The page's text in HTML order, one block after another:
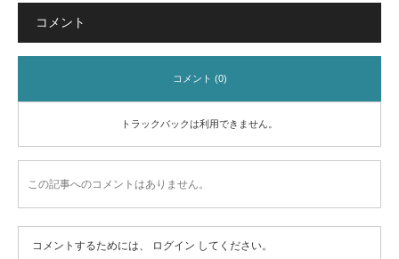
コメント
コメント (0)
トラックバックは利用できません。
この記事へのコメントはありません。
コメントするためには、 ログイン してください。